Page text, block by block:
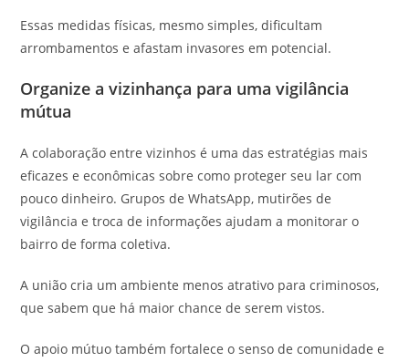
Essas medidas físicas, mesmo simples, dificultam
arrombamentos e afastam invasores em potencial.
Organize a vizinhança para uma vigilância
mútua
A colaboração entre vizinhos é uma das estratégias mais
eficazes e econômicas sobre como proteger seu lar com
pouco dinheiro. Grupos de WhatsApp, mutirões de
vigilância e troca de informações ajudam a monitorar o
bairro de forma coletiva.
A união cria um ambiente menos atrativo para criminosos,
que sabem que há maior chance de serem vistos.
O apoio mútuo também fortalece o senso de comunidade e